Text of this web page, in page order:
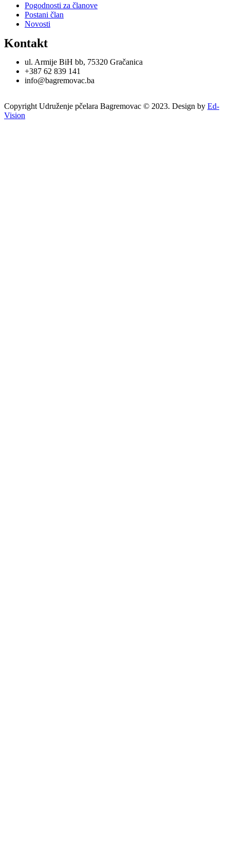
Pogodnosti za članove
Postani član
Novosti
Kontakt
ul. Armije BiH bb, 75320 Gračanica
+387 62 839 141
info@bagremovac.ba
Copyright Udruženje pčelara Bagremovac © 2023. Design by Ed-
Vision